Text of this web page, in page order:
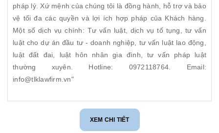
pháp lý. Xứ mệnh của chúng tôi là đồng hành, hỗ trợ và bảo
vệ tối đa các quyền và lợi ích hợp pháp của Khách hàng.
Một số dịch vụ chính: Tư vấn luật, dịch vụ tố tụng, tư vấn
luật cho dự án đầu tư - doanh nghiệp, tư vấn luật lao động,
luật đất đai, luật hôn nhân gia đình, tư vấn pháp luật
thường xuyên. Hotline: 0972118764. Email:
info@tlklawfirm.vn"
XEM CHI TIẾT